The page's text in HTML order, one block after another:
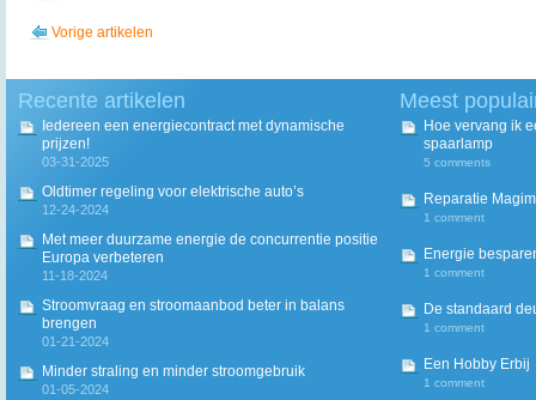
Vorige artikelen
Recente artikelen
Iedereen een energiecontract met dynamische
prijzen!
03-31-2025
Oldtimer regeling voor elektrische auto’s
12-24-2024
Met meer duurzame energie de concurrentie positie
Europa verbeteren
11-18-2024
Stroomvraag en stroomaanbod beter in balans
brengen
01-21-2024
Minder straling en minder stroomgebruik
01-05-2024
Meest
Hoe vervang ik
spaarlamp
5 comments
Reparatie
1 comment
Energie
1 comment
De standaard
1 comment
Een Hobby Erbij
1 comment